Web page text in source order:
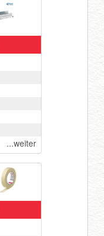
...weiter